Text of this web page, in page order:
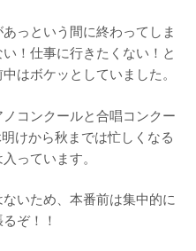
っという間に終わってしま
！仕事に行きたくない！と
はボケッとしていました。
コンクールと合唱コンクー
けから秋までは忙しくなる
っています。
いため、本番前は集中的に
ぞ！！